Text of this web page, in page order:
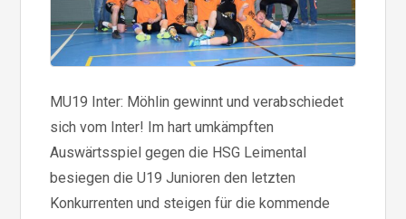
MU19 Inter: Möhlin gewinnt und verabschiedet
sich vom Inter! Im hart umkämpften
Auswärtsspiel gegen die HSG Leimental
besiegen die U19 Junioren den letzten
Konkurrenten und steigen für die kommende